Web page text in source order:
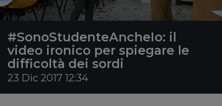
#SonoStudenteAncheIo: il
video ironico per spiegare le
difficoltà dei sordi
23 Dic 2017 12:34